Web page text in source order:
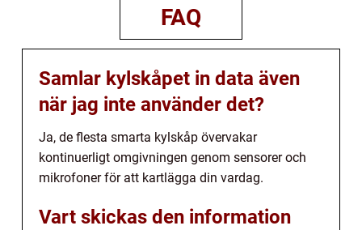
FAQ
Samlar kylskåpet in data även
när jag inte använder det?
Ja, de flesta smarta kylskåp övervakar
kontinuerligt omgivningen genom sensorer och
mikrofoner för att kartlägga din vardag.
Vart skickas den information